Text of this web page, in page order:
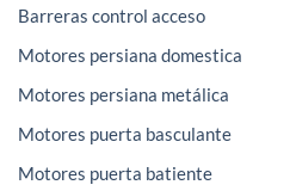
Barreras control acceso
Motores persiana domestica
Motores persiana metálica
Motores puerta basculante
Motores puerta batiente